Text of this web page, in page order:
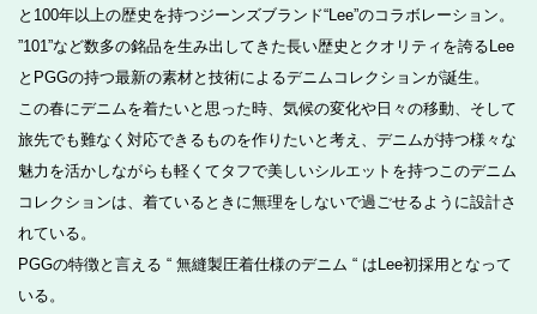
と100年以上の歴史を持つジーンズブランド“Lee”のコラボレーション。
”101”など数多の銘品を生み出してきた長い歴史とクオリティを誇るLee
とPGGの持つ最新の素材と技術によるデニムコレクションが誕生。
この春にデニムを着たいと思った時、気候の変化や日々の移動、そして
旅先でも難なく対応できるものを作りたいと考え、デニムが持つ様々な
魅力を活かしながらも軽くてタフで美しいシルエットを持つこのデニム
コレクションは、着ているときに無理をしないで過ごせるように設計さ
れている。
PGGの特徴と言える “ 無縫製圧着仕様のデニム “ はLee初採用となって
いる。